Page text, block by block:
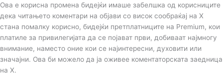
Ова е корисна промена бидејќи имаше забелшка од корисниците
дека читањето коментари на објави со висок сообраќај на X
стана помалку корисно, бидејќи претплатниците на Premium, кои
платиле за привилегијата да се појават први, добиваат најмногу
внимание, наместо оние кои се најинтересни, духовити или
значајни. Ова би можело да ја оживее коментаторската заедница
на X.